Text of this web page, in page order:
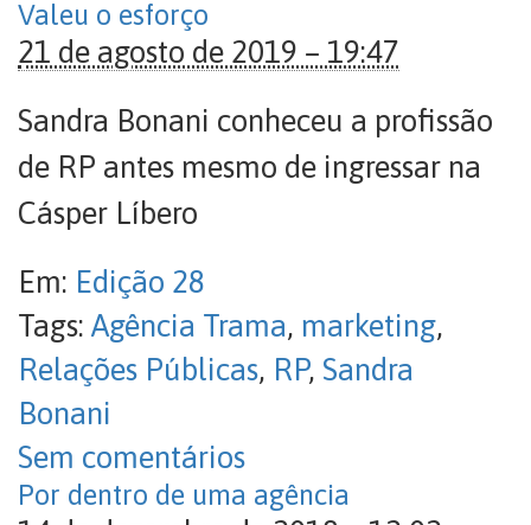
Valeu o esforço
21 de agosto de 2019 – 19:47
Sandra Bonani conheceu a profissão
de RP antes mesmo de ingressar na
Cásper Líbero
Em: Edição 28
Tags: Agência Trama, marketing,
Relações Públicas, RP, Sandra
Bonani
Sem comentários
Por dentro de uma agência